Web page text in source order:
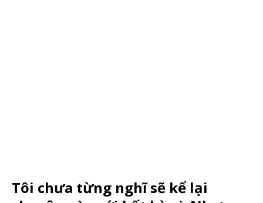
Tôi chưa từng nghĩ sẽ kể lại